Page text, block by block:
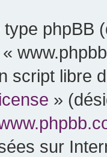
phpBB
script libre
»
sur